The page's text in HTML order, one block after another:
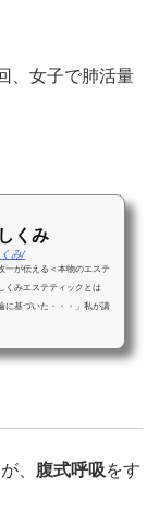
、女子で肺活量
くみ
み/
一が伝える＜本物のエステ
くみエステティックとは
に基づいた・・・」私が講
、 腹式呼吸をす